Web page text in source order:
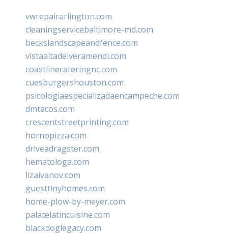
vwrepairarlington.com
cleaningservicebaltimore-md.com
beckslandscapeandfence.com
vistaaltadelveramendi.com
coastlinecateringnc.com
cuesburgershouston.com
psicologiaespecializadaencampeche.com
dmtacos.com
crescentstreetprinting.com
hornopizza.com
driveadragster.com
hematologa.com
lizaivanov.com
guesttinyhomes.com
home-plow-by-meyer.com
palatelatincuisine.com
blackdoglegacy.com